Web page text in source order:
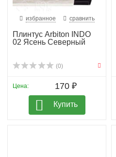
избранное сравнить
Плинтус Arbiton INDO
02 Ясень Северный
(0)
Цена: 170 ₽
Купить